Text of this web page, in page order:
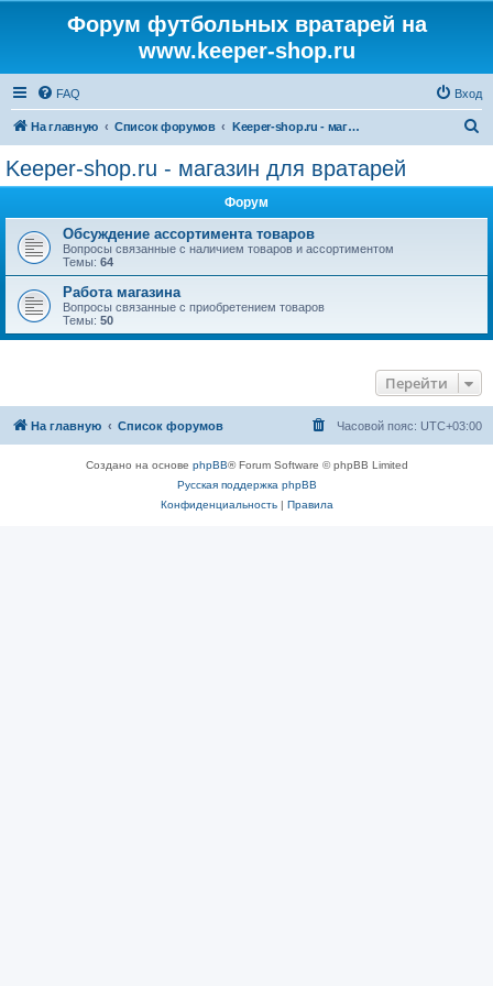
Форум футбольных вратарей на
www.keeper-shop.ru
FAQ Вход
На главную Список форумов Keeper-shop.ru - магазин для вратарей
Keeper-shop.ru - магазин для вратарей
Форум
Обсуждение ассортимента товаров
Вопросы связанные с наличием товаров и ассортиментом
Темы: 64
Работа магазина
Вопросы связанные с приобретением товаров
Темы: 50
Перейти
На главную Список форумов Часовой пояс: UTC+03:00
Создано на основе phpBB® Forum Software © phpBB Limited
Русская поддержка phpBB
Конфиденциальность| Правила